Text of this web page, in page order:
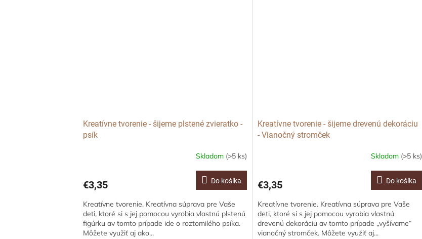
Kreatívne tvorenie - šijeme plstené zvieratko -
psík
Skladom (>5 ks)
€3,35 Do košíka
Kreatívne tvorenie. Kreatívna súprava pre Vaše
deti, ktoré si s jej pomocou vyrobia vlastnú plstenú
figúrku av tomto prípade ide o roztomilého psíka.
Môžete využiť aj ako...
Kreatívne tvorenie - šijeme drevenú dekoráciu
- Vianočný stromček
Skladom (>5 ks)
€3,35 Do košíka
Kreatívne tvorenie. Kreatívna súprava pre Vaše
deti, ktoré si s jej pomocou vyrobia vlastnú
drevenú dekoráciu av tomto prípade „vyšívame“
vianočný stromček. Môžete využiť aj...